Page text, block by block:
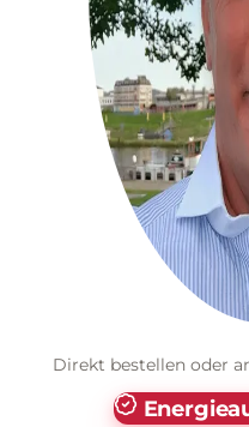
Direkt bestellen oder